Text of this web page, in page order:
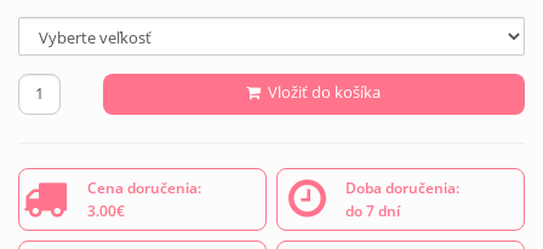
Vložiť do košíka
Cena doručenia:
3.00€
Doba doručenia:
do 7 dní